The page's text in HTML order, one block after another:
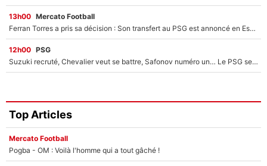
13h00 Mercato Football
Ferran Torres a pris sa décision : Son transfert au PSG est annoncé en Espagne !
12h00 PSG
Suzuki recruté, Chevalier veut se battre, Safonov numéro un… Le PSG se lance encore dans un gros chantier pour le poste de gardien de but
Top Articles
Mercato Football
Pogba - OM : Voilà l'homme qui a tout gâché !